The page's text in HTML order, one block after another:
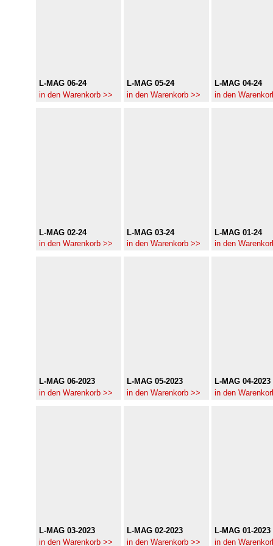
L-MAG 06-24
in den Warenkorb >>
L-MAG 05-24
in den Warenkorb >>
L-MAG 04-24
in den
L-MAG 02-24
in den Warenkorb >>
L-MAG 03-24
in den Warenkorb >>
L-MAG 01-24
in den
L-MAG 06-2023
in den Warenkorb >>
L-MAG 05-2023
in den Warenkorb >>
L-MAG 04-2023
in den
L-MAG 03-2023
in den Warenkorb >>
L-MAG 02-2023
in den Warenkorb >>
L-MAG 01-2023
in den